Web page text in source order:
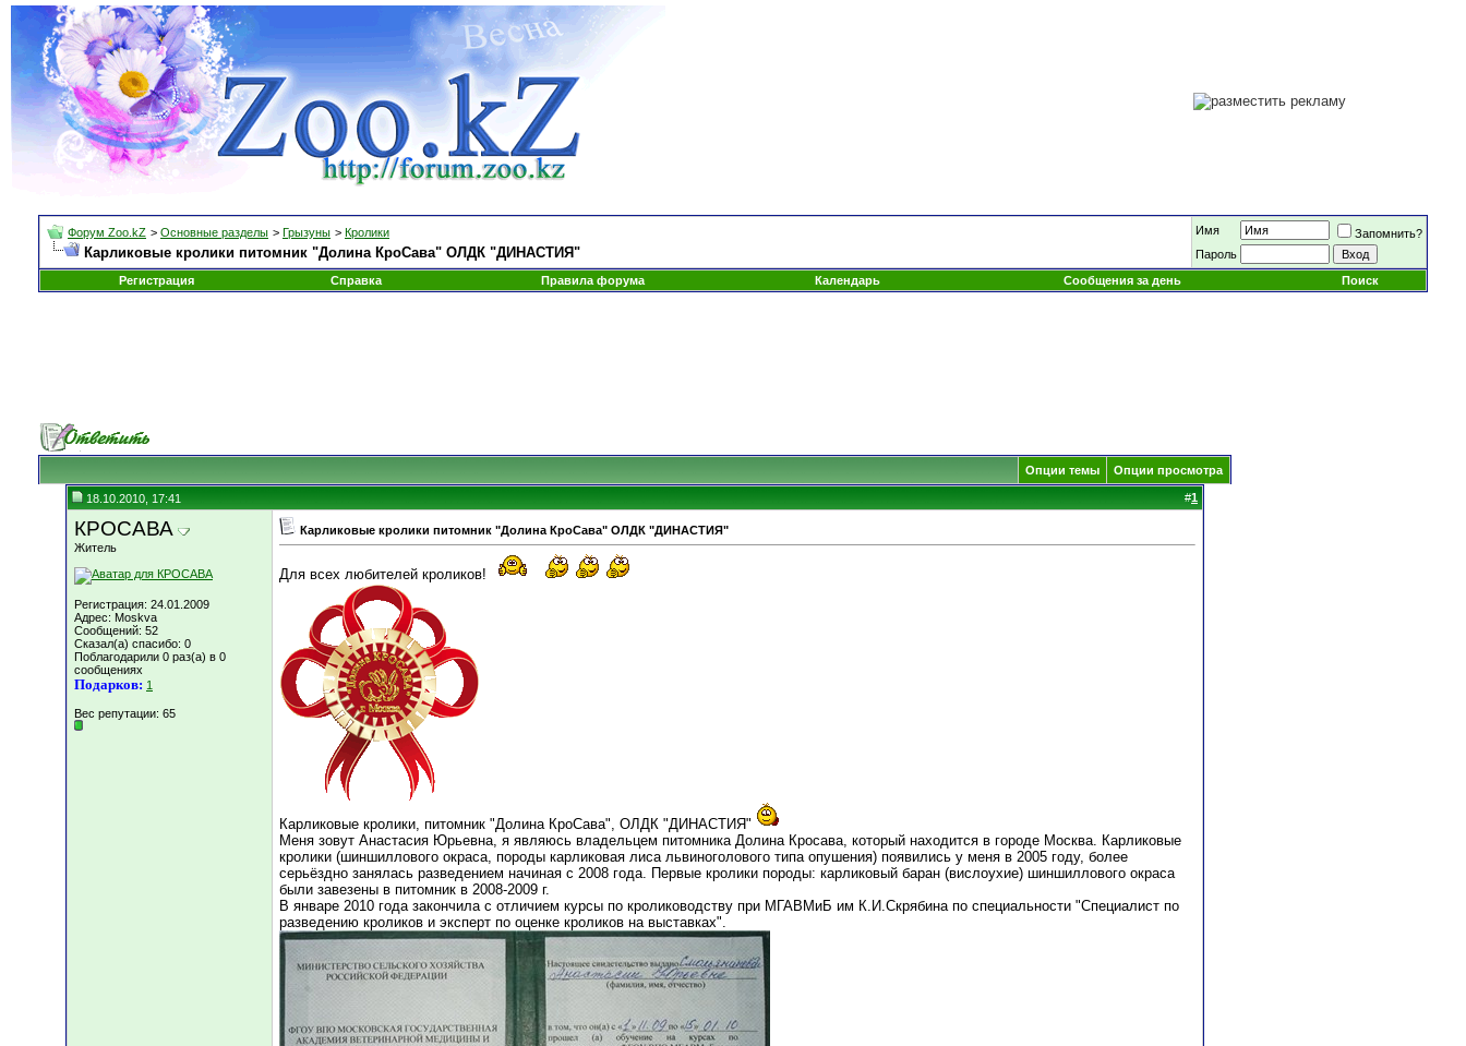
Форум Zoo.kZ > Основные разделы > Грызуны > Кролики
Карликовые кролики питомник "Долина КроСава" ОЛДК "ДИНАСТИЯ"
Имя
Запомнить?
Пароль
Регистрация
Справка Правила форума Календарь Сообщения за день Поиск
Опции темы Опции просмотра
18.10.2010, 17:41 #1
КРОСАВА
Житель
Регистрация: 24.01.2009
Адрес: Moskva
Сообщений: 52
Сказал(а) спасибо: 0
Поблагодарили 0 раз(а) в 0
сообщениях
Подарков: 1
Вес репутации: 65
Карликовые кролики питомник "Долина КроСава" ОЛДК "ДИНАСТИЯ"
Для всех любителей кроликов!
Карликовые кролики, питомник "Долина КроСава", ОЛДК "ДИНАСТИЯ"
Меня зовут Анастасия Юрьевна, я являюсь владельцем питомника Долина Кросава, который находится в городе Москва. Карликовые
кролики (шиншиллового окраса, породы карликовая лиса львиноголового типа опушения) появились у меня в 2005 году, более
серьёздно занялась разведением начиная с 2008 года. Первые кролики породы: карликовый баран (вислоухие) шиншиллового окраса
были завезены в питомник в 2008-2009 г.
В январе 2010 года закончила с отличием курсы по кролиководству при МГАВМиБ им К.И.Скрябина по специальности "Специалист по
разведению кроликов и эксперт по оценке кроликов на выставках".